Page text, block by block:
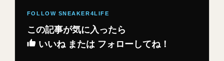
この記事が気に入ったら
いいね または フォローしてね！